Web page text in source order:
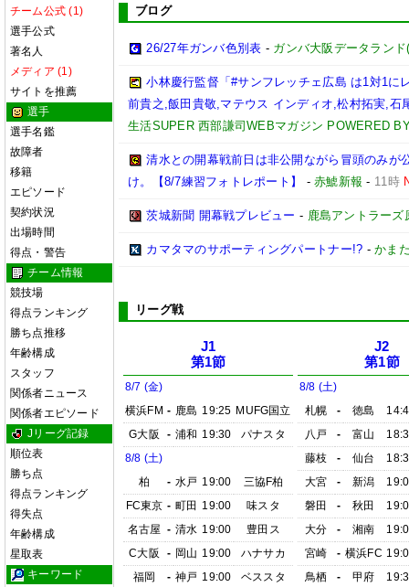
チーム公式 (1)
選手公式
著名人
メディア (1)
サイトを推薦
選手
選手名鑑
故障者
移籍
エピソード
契約状況
出場時間
得点・警告
チーム情報
競技場
得点ランキング
勝ち点推移
年齢構成
スタッフ
関係者ニュース
関係者エピソード
Jリーグ記録
順位表
勝ち点
得点ランキング
得失点
年齢構成
星取表
キーワード
ブログ
26/27年ガンバ色別表 - ガンバ大阪データラン
小林慶行監督「#サンフレッチェ広島 は1対1に
前貴之,飯田貴敬,マテウス インディオ,松村拓実,石
生活SUPER 西部謙司WEBマガジン POWERED
清水との開幕戦前日は非公開ながら冒頭のみが
け。【8/7練習フォトレポート】
-赤鯱新報 - 11時
茨城新聞 開幕戦プレビュー - 鹿島アントラーズ
カマタマのサポーティングパートナー!? -かま
リーグ戦
J1
第1節
8/7 (金)
横浜FM - 鹿島 19:25 MUFG国立
G大阪
- 浦和 19:30
パナスタ
8/8 (土)
柏
- 水戸 19:00
三協F柏
FC東京 - 町田 19:00
味スタ
名古屋 - 清水 19:00
豊田ス
C大阪
- 岡山 19:00
ハナサカ
福岡
- 神戸 19:00
ベススタ
J2
第1節
8/8 (土)
札幌
- 徳島
八戸
- 富山
藤枝
- 仙台
大宮
- 新潟
磐田
- 秋田
大分
- 湘南
宮崎
- 横浜FC
鳥栖
- 甲府